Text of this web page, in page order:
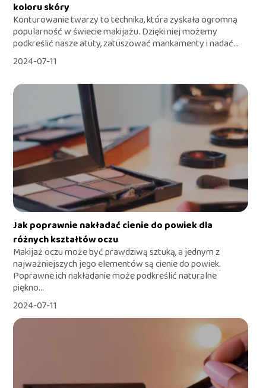
koloru skóry
Konturowanie twarzy to technika, która zyskała ogromną
popularność w świecie makijażu. Dzięki niej możemy
podkreślić nasze atuty, zatuszować mankamenty i nadać...
2024-07-11
Jak poprawnie nakładać cienie do powiek dla
różnych kształtów oczu
Makijaż oczu może być prawdziwą sztuką, a jednym z
najważniejszych jego elementów są cienie do powiek.
Poprawne ich nakładanie może podkreślić naturalne
piękno...
2024-07-11